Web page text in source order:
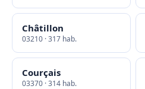
Châtillon
03210 · 317 hab.
Courçais
03370 · 314 hab.